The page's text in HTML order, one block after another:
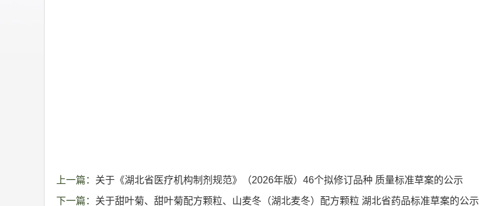
上一篇： 关于《湖北省医疗机构制剂规范》（2026年版）46个拟修订品种 质量标准草案的公示
下一篇： 关于甜叶菊、甜叶菊配方颗粒、山麦冬（湖北麦冬）配方颗粒 湖北省药品标准草案的公示